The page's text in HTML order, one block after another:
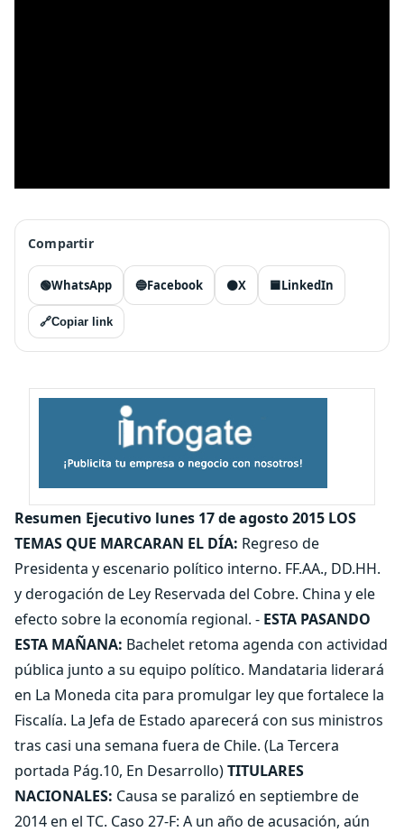
Compartir
🟢WhatsApp 🔵Facebook ⚫X 🟦LinkedIn
🔗Copiar link
Resumen Ejecutivo lunes 17 de agosto 2015 LOS
TEMAS QUE MARCARAN EL DÍA: Regreso de
Presidenta y escenario político interno. FF.AA., DD.HH.
y derogación de Ley Reservada del Cobre. China y ele
efecto sobre la economía regional. - ESTA PASANDO
ESTA MAÑANA: Bachelet retoma agenda con actividad
pública junto a su equipo político. Mandataria liderará
en La Moneda cita para promulgar ley que fortalece la
Fiscalía. La Jefa de Estado aparecerá con sus ministros
tras casi una semana fuera de Chile. (La Tercera
portada Pág.10, En Desarrollo)TITULARES
NACIONALES: Causa se paralizó en septiembre de
2014 en el TC. Caso 27-F: A un año de acusación, aún